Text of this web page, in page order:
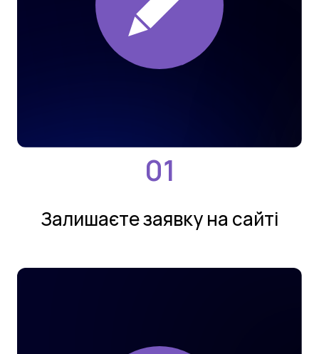
Залишаєте заявку на сайтi